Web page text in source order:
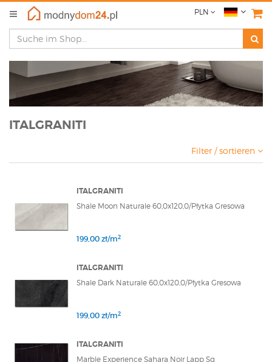
PLN
ITALGRANITI
Filter / sortieren
ITALGRANITI
Shale Moon Naturale 60,0x120,0/Płytka Gresowa
199,00 zł/m2
ITALGRANITI
Shale Dark Naturale 60,0x120,0/Płytka Gresowa
199,00 zł/m2
ITALGRANITI
Marble Experience Sahara Noir Lapp Sq